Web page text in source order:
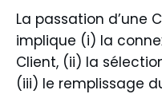
La passation d’une
implique (i) la
Client, (ii) la
(iii) le remplissage